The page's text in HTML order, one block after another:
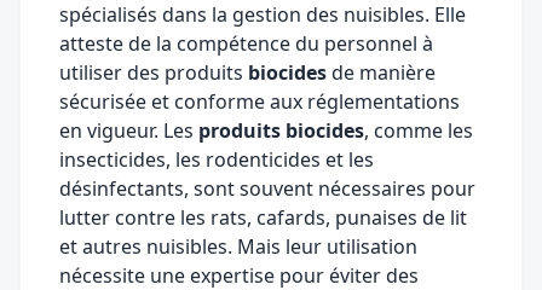
spécialisés dans la gestion des nuisibles. Elle
atteste de la compétence du personnel à
utiliser des produits biocidesde manière
sécurisée et conforme aux réglementations
en vigueur. Les produits biocides, comme les
insecticides, les rodenticides et les
désinfectants, sont souvent nécessaires pour
lutter contre les rats, cafards, punaises de lit
et autres nuisibles. Mais leur utilisation
nécessite une expertise pour éviter des